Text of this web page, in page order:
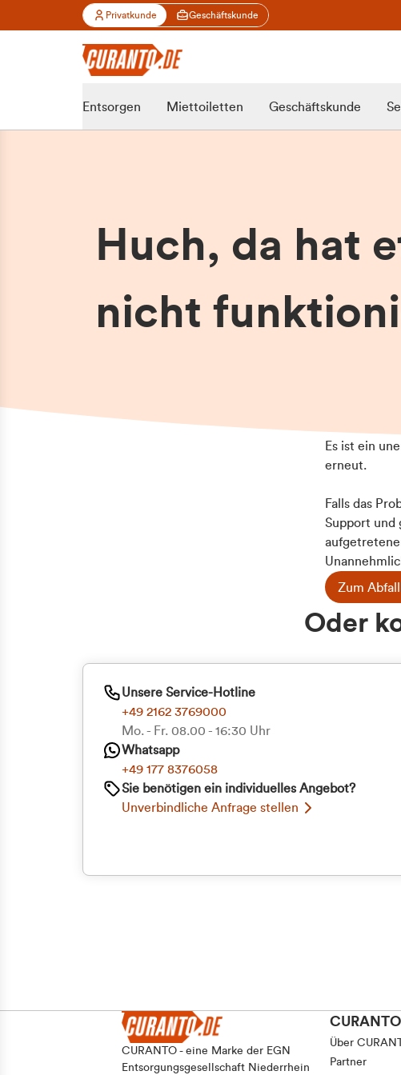
Privatkunde Geschäftskunde
Zu
Entsorgen Miettoiletten Geschäftskunde
Huch, da hat
nicht
Es ist ein
erneut.
Falls das
Support und
Zum
Oder
Unsere Service-Hotline
+49 2162 3769000
Mo. - Fr. 08.00 - 16:30 Uhr
Whatsapp
+49 177 8376058
Sie benötigen ein individuelles Angebot?
Unverbindliche Anfrage stellen
CURANTO - eine Marke der EGN
Entsorgungsgesellschaft Niederrhein
CURANTO
Über
Partner